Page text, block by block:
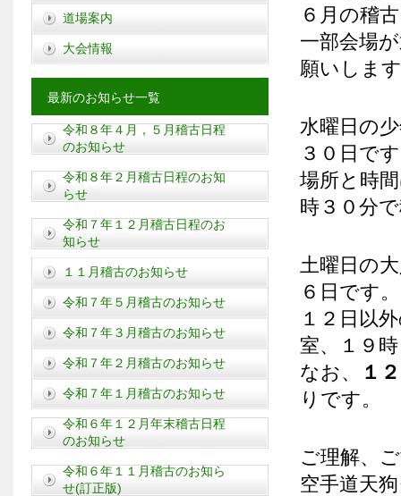
６月の稽
一部会場
願いしま
水曜日の
３０日で
場所と時
時３０分
土曜日の
６日です。
１２日以
室、１９
なお、
１
りです。
ご理解、
空手道天
道場案内
大会情報
最新のお知らせ一覧
令和８年４月，５月稽古日程
のお知らせ
令和８年２月稽古日程のお知
らせ
令和７年１２月稽古日程のお
知らせ
１１月稽古のお知らせ
令和７年５月稽古のお知らせ
令和７年３月稽古のお知らせ
令和７年２月稽古のお知らせ
令和７年１月稽古のお知らせ
令和６年１２月年末稽古日程
のお知らせ
令和６年１１月稽古のお知ら
せ(訂正版)